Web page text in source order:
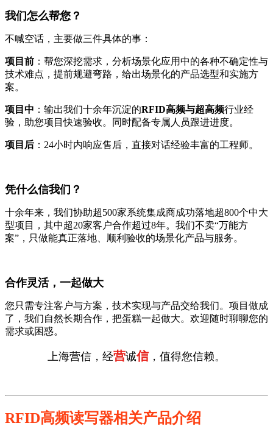
我们怎么帮您？
不喊空话，主要做三件具体的事：
项目前 ：帮您深挖需求，分析场景化应用中的各种不确定性与
技术难点，提前规避弯路，给出场景化的产品选型和实施方
案。
项目中 ：输出我们十余年沉淀的RFID高频与超高频行业经
验，助您项目快速验收。同时配备专属人员跟进进度。
项目后 ：24小时内响应售后，直接对话经验丰富的工程师。
凭什么信我们？
十余年来，我们协助超500家系统集成商成功落地超800个中大
型项目，其中超20家客户合作超过8年。我们不卖“万能方
案”，只做能真正落地、顺利验收的场景化产品与服务。
合作灵活，一起做大
您只需专注客户与方案，技术实现与产品交给我们。项目做成
了，我们自然长期合作，把蛋糕一起做大。欢迎随时聊聊您的
需求或困惑。
上海营信，经营诚信，值得您信赖。
RFID高频读写器相关产品介绍